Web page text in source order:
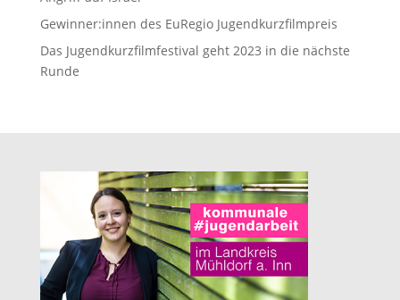
Gewinner:innen des EuRegio Jugendkurzfilmpreis
Das Jugendkurzfilmfestival geht 2023 in die nächste
Runde